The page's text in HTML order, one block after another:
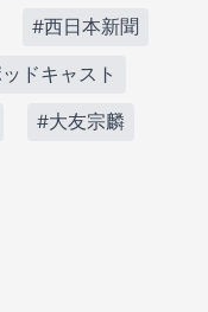
#西日本新聞
ドキャスト
#大友宗麟